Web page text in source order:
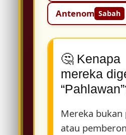
Antenom Sabah
🤔 Kenapa
mereka
Mereka bukan
atau